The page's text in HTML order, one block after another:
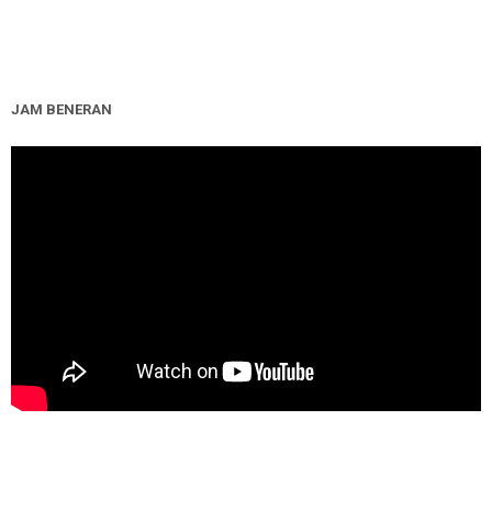
JAM BENERAN